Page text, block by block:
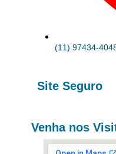
(11) 97434-
Site Seguro
Venha nos